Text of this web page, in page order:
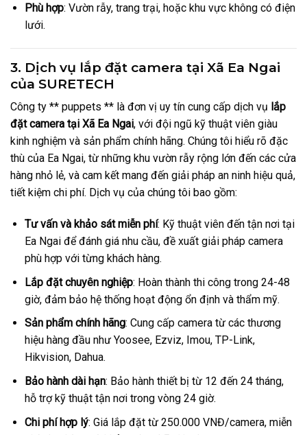
Phù hợp: Vườn rẫy, trang trại, hoặc khu vực không có điện
lưới.
3. Dịch vụ lắp đặt camera tại Xã Ea Ngai
của SURETECH
Công ty ** puppets ** là đơn vị uy tín cung cấp dịch vụ lắp
đặt camera tại Xã Ea Ngai, với đội ngũ kỹ thuật viên giàu
kinh nghiệm và sản phẩm chính hãng. Chúng tôi hiểu rõ đặc
thù của Ea Ngai, từ những khu vườn rẫy rộng lớn đến các cửa
hàng nhỏ lẻ, và cam kết mang đến giải pháp an ninh hiệu quả,
tiết kiệm chi phí. Dịch vụ của chúng tôi bao gồm:
Tư vấn và khảo sát miễn phí: Kỹ thuật viên đến tận nơi tại
Ea Ngai để đánh giá nhu cầu, đề xuất giải pháp camera
phù hợp với từng khách hàng.
Lắp đặt chuyên nghiệp: Hoàn thành thi công trong 24-48
giờ, đảm bảo hệ thống hoạt động ổn định và thẩm mỹ.
Sản phẩm chính hãng: Cung cấp camera từ các thương
hiệu hàng đầu như Yoosee, Ezviz, Imou, TP-Link,
Hikvision, Dahua.
Bảo hành dài hạn: Bảo hành thiết bị từ 12 đến 24 tháng,
hỗ trợ kỹ thuật tận nơi trong vòng 24 giờ.
Chi phí hợp lý: Giá lắp đặt từ 250.000 VNĐ/camera, miễn